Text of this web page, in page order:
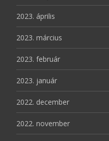
2023. április
2023. március
2023. február
2023. január
2022. december
2022. november